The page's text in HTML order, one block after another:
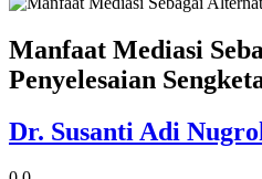
Manfaat Mediasi
Penyelesaian
Dr. Susanti Adi